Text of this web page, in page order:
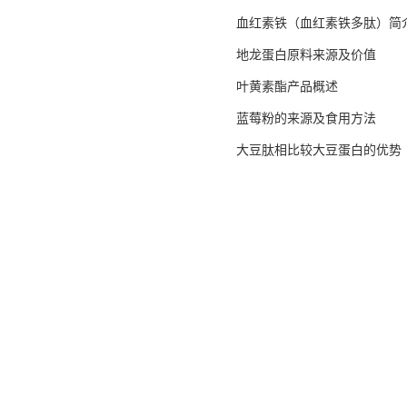
血红素铁（血红素铁多肽）简
地龙蛋白原料来源及价值
叶黄素酯产品概述
蓝莓粉的来源及食用方法
大豆肽相比较大豆蛋白的优势